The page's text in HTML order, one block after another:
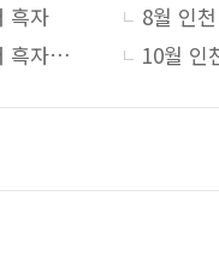
흑자
9월 인천 무역수지 8억3000만 달러 흑자…수출 증가·수입 감소세 지속
10월 인